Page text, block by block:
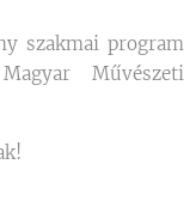
szakmai program
Művészeti